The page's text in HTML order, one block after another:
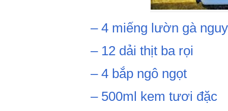
– 4 miếng lườn gà
– 12 dải thịt ba rọi
– 4 bắp ngô ngọt
– 500ml kem tươi đặc